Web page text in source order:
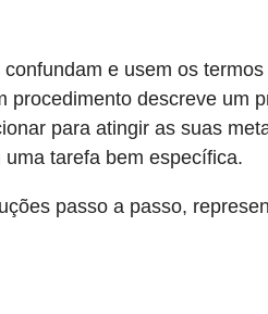
e usem os
descreve um
para atingir as suas
tarefa bem específica.
passo a passo,